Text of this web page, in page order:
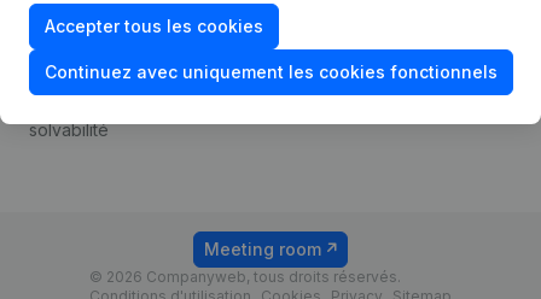
Accepter tous les cookies
Continuez avec uniquement les cookies fonctionnels
Recherche de numéro de
TVA
solvabilité
Tarifs
© 2026 Companyweb, tous droits réservés.
Meeting room